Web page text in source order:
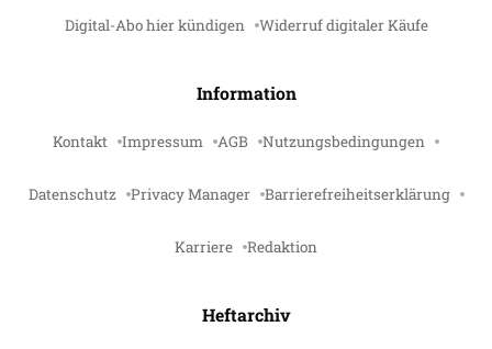
Digital-Abo hier kündigen Widerruf digitaler Käufe
Information
Kontakt Impressum AGB Nutzungsbedingungen
Datenschutz Privacy Manager Barrierefreiheitserklärung
Karriere Redaktion
Heftarchiv